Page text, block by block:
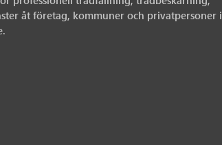
åt företag, kommuner och privatpersoner i